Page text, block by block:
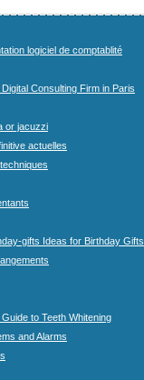
logiciel de comptablité
Digital Consulting Firm in Paris
or jacuzzi
actuelles
gifts Ideas for Birthday Gifts
to Teeth Whitening
and Alarms